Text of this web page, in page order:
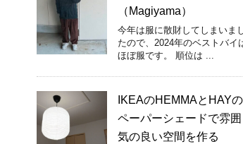
（Magiyama）
今年は服に散財してしまいま
たので、2024年のベストバイ
ほぼ服です。 順位は ...
IKEAのHEMMAとHAYの
ペーパーシェードで雰囲
気の良い空間を作る